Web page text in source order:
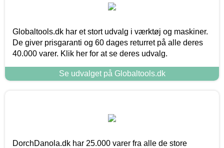
Globaltools.dk har et stort udvalg i værktøj og maskiner.
De giver prisgaranti og 60 dages returret på alle deres
40.000 varer. Klik her for at se deres udvalg.
Se udvalget på Globaltools.dk
DorchDanola.dk har 25.000 varer fra alle de store